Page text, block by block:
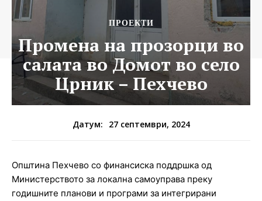
ПРОЕКТИ
Промена на прозорци во
салата во Домот во село
Црник – Пехчево
Датум: 27 септември, 2024
Општина Пехчево со финансиска поддршка од
Министерството за локална самоуправа преку
годишните планови и програми за интегрирани